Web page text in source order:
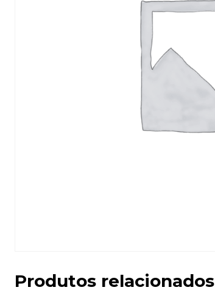
Produtos relacionados